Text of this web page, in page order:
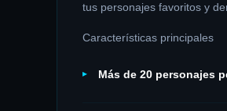
tus personajes favoritos y
Características principales
Más de 20 personajes